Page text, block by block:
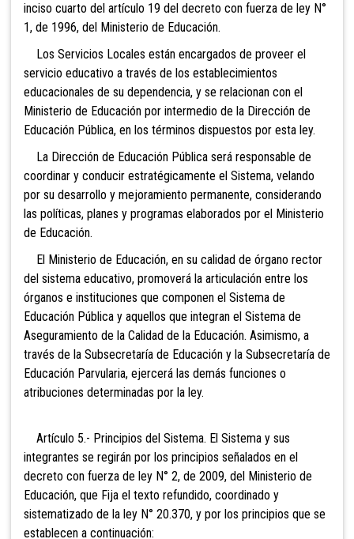
inciso cuarto del artículo 19 del decreto con fuerza de ley N°
1, de 1996, del Ministerio de Educación.
Los Servicios Locales están encargados de proveer el
servicio educativo a través de los establecimientos
educacionales de su dependencia, y se relacionan con el
Ministerio de Educación por intermedio de la Dirección de
Educación Pública, en los términos dispuestos por esta ley.
La Dirección de Educación Pública será responsable de
coordinar y conducir estratégicamente el Sistema, velando
por su desarrollo y mejoramiento permanente, considerando
las políticas, planes y programas elaborados por el Ministerio
de Educación.
El Ministerio de Educación, en su calidad de órgano rector
del sistema educativo, promoverá la articulación entre los
órganos e instituciones que componen el Sistema de
Educación Pública y aquellos que integran el Sistema de
Aseguramiento de la Calidad de la Educación. Asimismo, a
través de la Subsecretaría de Educación y la Subsecretaría de
Educación Parvularia, ejercerá las demás funciones o
atribuciones determinadas por la ley.
Artículo 5.- Principios del Sistema. El Sistema y sus
integrantes se regirán por los principios señalados en el
decreto con fuerza de ley N° 2, de 2009, del Ministerio de
Educación, que Fija el texto refundido, coordinado y
sistematizado de la ley N° 20.370, y por los principios que se
establecen a continuación: